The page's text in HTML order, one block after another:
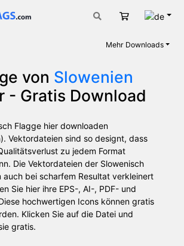
Warenkorb
Mehr Downloads
von Slowenien
- Gratis Download
Flagge hier downloaden
Vektordateien sind so designt, dass
zu jedem Format
Die Vektordateien der Slowenisch
auch bei scharfem Resultat verkleinert
Sie hier ihre EPS-, AI-, PDF- und
hochwertigen Icons können gratis
Klicken Sie auf die Datei und
gratis.